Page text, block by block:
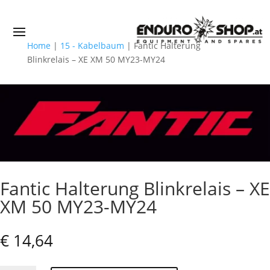
Home | 15 - Kabelbaum | Fantic Halterung
Blinkrelais – XE XM 50 MY23-MY24
Fantic Halterung Blinkrelais – XE
XM 50 MY23-MY24
€ 14,64